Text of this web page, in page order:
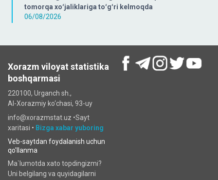
tomorqa xoʻjaliklariga toʻgʻri kelmoqda
06/08/2026
Xorazm viloyat statistika
boshqarmasi
220100, Urganch sh.,
Al-Xorazmiy ko‘chаsi, 93-uy
info@xorazmstat.uz •Sayt
xaritasi • Bizga xabar yuboring
Veb-saytdan foydalanish uchun
qo'llanma
Ma`lumotda xato topdingizmi?
Uni belgilang va quyidagilarni